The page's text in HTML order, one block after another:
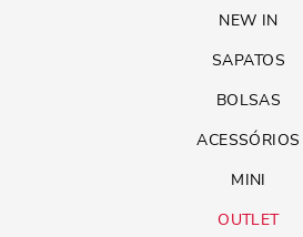
NEW IN
SAPATOS
BOLSAS
ACESSÓRIOS
MINI
OUTLET